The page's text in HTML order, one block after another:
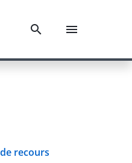
recours